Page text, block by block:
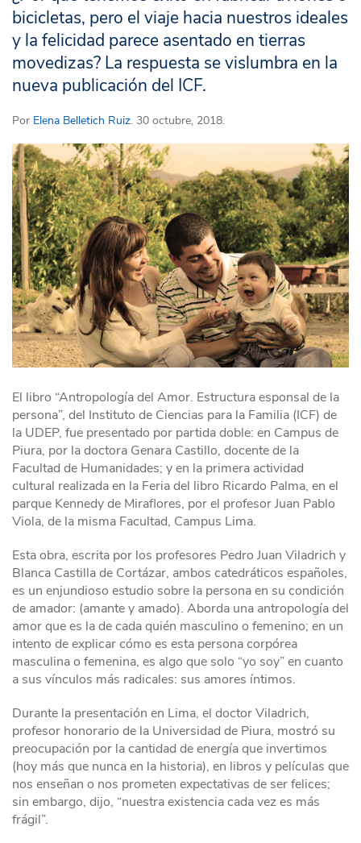
bicicletas, pero el viaje hacia nuestros ideales
y la felicidad parece asentado en tierras
movedizas? La respuesta se vislumbra en la
nueva publicación del ICF.
Por Elena Belletich Ruiz. 30 octubre, 2018.
El libro “Antropología del Amor. Estructura esponsal de la
persona”, del Instituto de Ciencias para la Familia (ICF) de
la UDEP, fue presentado por partida doble: en Campus de
Piura, por la doctora Genara Castillo, docente de la
Facultad de Humanidades; y en la primera actividad
cultural realizada en la Feria del libro Ricardo Palma, en el
parque Kennedy de Miraflores, por el profesor Juan Pablo
Viola, de la misma Facultad, Campus Lima.
Esta obra, escrita por los profesores Pedro Juan Viladrich y
Blanca Castilla de Cortázar, ambos catedráticos españoles,
es un enjundioso estudio sobre la persona en su condición
de amador: (amante y amado). Aborda una antropología del
amor que es la de cada quién masculino o femenino; en un
intento de explicar cómo es esta persona corpórea
masculina o femenina, es algo que solo “yo soy” en cuanto
a sus vínculos más radicales: sus amores íntimos.
Durante la presentación en Lima, el doctor Viladrich,
profesor honorario de la Universidad de Piura, mostró su
preocupación por la cantidad de energía que invertimos
(hoy más que nunca en la historia), en libros y películas que
nos enseñan o nos prometen expectativas de ser felices;
sin embargo, dijo, “nuestra existencia cada vez es más
frágil”.